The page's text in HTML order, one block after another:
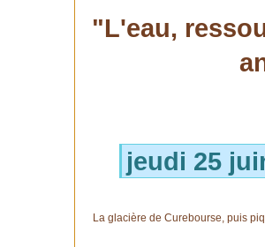
"L'eau,
jeudi 25
La glacière de Curebourse, puis